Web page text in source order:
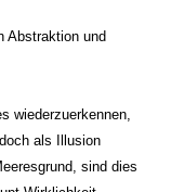
Abstraktion und
wiederzuerkennen,
als Illusion
sind dies